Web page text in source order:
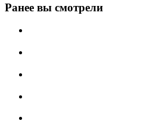
Ранее вы смотрели